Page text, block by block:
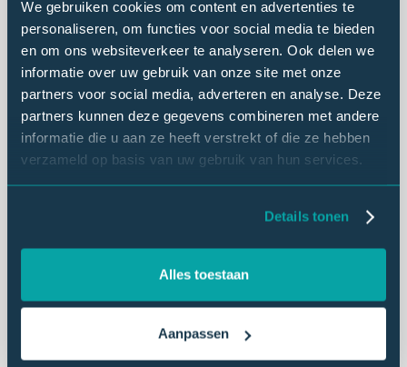
We gebruiken cookies om content en advertenties te
personaliseren, om functies voor social media te bieden
en om ons websiteverkeer te analyseren. Ook delen we
informatie over uw gebruik van onze site met onze
partners voor social media, adverteren en analyse. Deze
partners kunnen deze gegevens combineren met andere
informatie die u aan ze heeft verstrekt of die ze hebben
verzameld op basis van uw gebruik van hun services.
Details tonen
Alles toestaan
Aanpassen